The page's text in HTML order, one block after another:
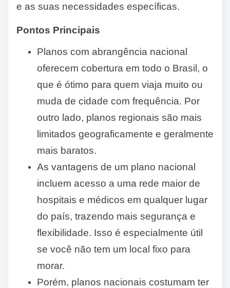
e as suas necessidades específicas.
Pontos Principais
Planos com abrangência nacional
oferecem cobertura em todo o Brasil, o
que é ótimo para quem viaja muito ou
muda de cidade com frequência. Por
outro lado, planos regionais são mais
limitados geograficamente e geralmente
mais baratos.
As vantagens de um plano nacional
incluem acesso a uma rede maior de
hospitais e médicos em qualquer lugar
do país, trazendo mais segurança e
flexibilidade. Isso é especialmente útil
se você não tem um local fixo para
morar.
Porém, planos nacionais costumam ter